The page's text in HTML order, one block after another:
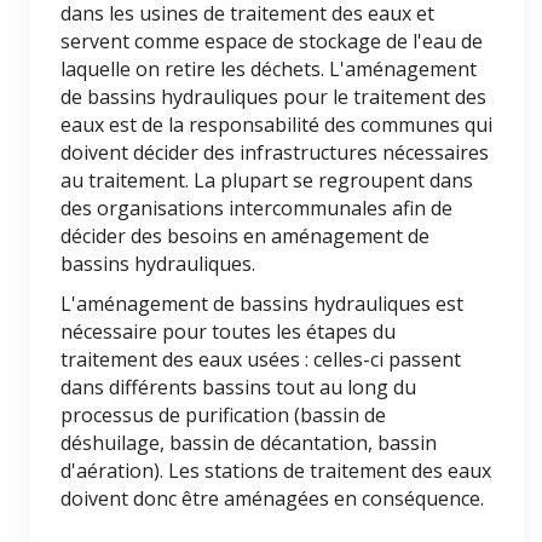
dans les usines de traitement des eaux et
servent comme espace de stockage de l'eau de
laquelle on retire les déchets. L'aménagement
de bassins hydrauliques pour le traitement des
eaux est de la responsabilité des communes qui
doivent décider des infrastructures nécessaires
au traitement. La plupart se regroupent dans
des organisations intercommunales afin de
décider des besoins en aménagement de
bassins hydrauliques.
L'aménagement de bassins hydrauliques est
nécessaire pour toutes les étapes du
traitement des eaux usées : celles-ci passent
dans différents bassins tout au long du
processus de purification (bassin de
déshuilage, bassin de décantation, bassin
d'aération). Les stations de traitement des eaux
doivent donc être aménagées en conséquence.